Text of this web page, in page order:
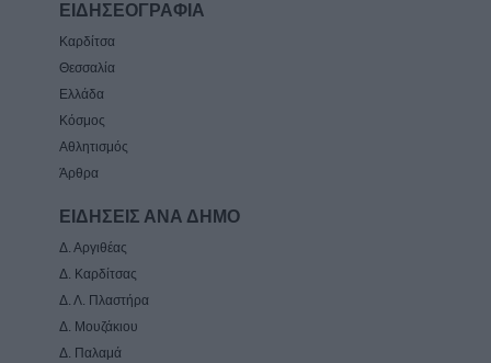
ΕΙΔΗΣΕΟΓΡΑΦΙΑ
Καρδίτσα
Θεσσαλία
Ελλάδα
Κόσμος
Αθλητισμός
Άρθρα
ΕΙΔΗΣΕΙΣ ΑΝΑ ΔΗΜΟ
Δ. Αργιθέας
Δ. Καρδίτσας
Δ. Λ. Πλαστήρα
Δ. Μουζάκιου
Δ. Παλαμά